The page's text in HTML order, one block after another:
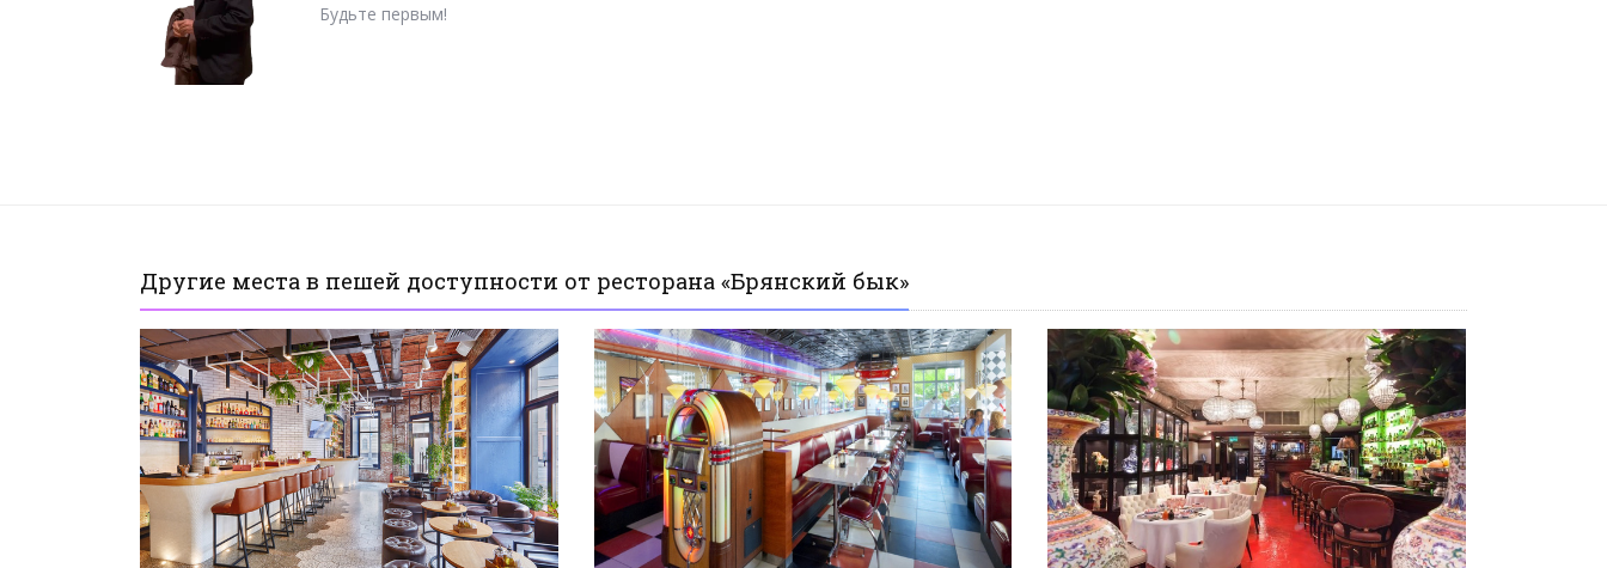
Будьте первым!
Другие места в пешей доступности от ресторана «Брянский бык»